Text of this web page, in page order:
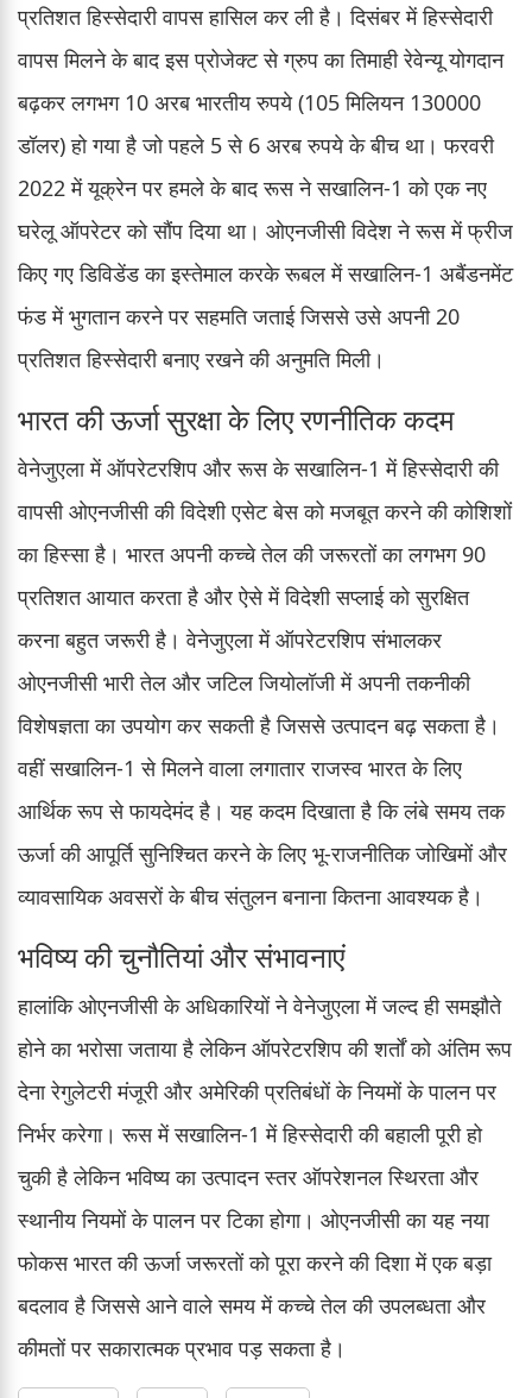
प्रतिशत हिस्सेदारी वापस हासिल कर ली है। दिसंबर में हिस्सेदारी
वापस मिलने के बाद इस प्रोजेक्ट से ग्रुप का तिमाही रेवेन्यू योगदान
बढ़कर लगभग 10 अरब भारतीय रुपये (105 मिलियन 130000
डॉलर) हो गया है जो पहले 5 से 6 अरब रुपये के बीच था। फरवरी
2022 में यूक्रेन पर हमले के बाद रूस ने सखालिन-1 को एक नए
घरेलू ऑपरेटर को सौंप दिया था। ओएनजीसी विदेश ने रूस में फ्रीज
किए गए डिविडेंड का इस्तेमाल करके रूबल में सखालिन-1 अबैंडनमेंट
फंड में भुगतान करने पर सहमति जताई जिससे उसे अपनी 20
प्रतिशत हिस्सेदारी बनाए रखने की अनुमति मिली।
भारत की ऊर्जा सुरक्षा के लिए रणनीतिक कदम
वेनेजुएला में ऑपरेटरशिप और रूस के सखालिन-1 में हिस्सेदारी की
वापसी ओएनजीसी की विदेशी एसेट बेस को मजबूत करने की कोशिशों
का हिस्सा है। भारत अपनी कच्चे तेल की जरूरतों का लगभग 90
प्रतिशत आयात करता है और ऐसे में विदेशी सप्लाई को सुरक्षित
करना बहुत जरूरी है। वेनेजुएला में ऑपरेटरशिप संभालकर
ओएनजीसी भारी तेल और जटिल जियोलॉजी में अपनी तकनीकी
विशेषज्ञता का उपयोग कर सकती है जिससे उत्पादन बढ़ सकता है।
वहीं सखालिन-1 से मिलने वाला लगातार राजस्व भारत के लिए
आर्थिक रूप से फायदेमंद है। यह कदम दिखाता है कि लंबे समय तक
ऊर्जा की आपूर्ति सुनिश्चित करने के लिए भू-राजनीतिक जोखिमों और
व्यावसायिक अवसरों के बीच संतुलन बनाना कितना आवश्यक है।
भविष्य की चुनौतियां और संभावनाएं
हालांकि ओएनजीसी के अधिकारियों ने वेनेजुएला में जल्द ही समझौते
होने का भरोसा जताया है लेकिन ऑपरेटरशिप की शर्तों को अंतिम रूप
देना रेगुलेटरी मंजूरी और अमेरिकी प्रतिबंधों के नियमों के पालन पर
निर्भर करेगा। रूस में सखालिन-1 में हिस्सेदारी की बहाली पूरी हो
चुकी है लेकिन भविष्य का उत्पादन स्तर ऑपरेशनल स्थिरता और
स्थानीय नियमों के पालन पर टिका होगा। ओएनजीसी का यह नया
फोकस भारत की ऊर्जा जरूरतों को पूरा करने की दिशा में एक बड़ा
बदलाव है जिससे आने वाले समय में कच्चे तेल की उपलब्धता और
कीमतों पर सकारात्मक प्रभाव पड़ सकता है।